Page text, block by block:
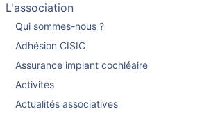
L'association
Qui sommes-nous ?
Adhésion CISIC
Assurance implant cochléaire
Activités
Actualités associatives